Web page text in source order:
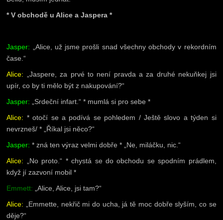
* V obchodě u Alice a Jaspera *
Jasper: „Alice, už jsme prošli snad všechny obchody v rekordním
čase.“
Alice: „Jaspere, za prvé to není pravda a za druhé nekuňkej jsi
upír, co by ti mělo být z nakupování?“
Jasper: „Srdeční infart.“ * mumlá si pro sebe *
Alice: * otočí se a podívá se pohledem / Ještě slovo a týden si
nevrzneš/ * „Říkal jsi něco?“
Jasper: * zná ten výraz velmi dobře * „Ne, miláčku, nic.“
Alice: „No proto.“ * chystá se do obchodu se spodním prádlem,
když jí zazvoní mobil *
Emmett:
„Alice, Alice, jsi tam?“
Alice: „Emmette, nekřič mi do ucha, já tě moc dobře slyším, co se
děje?“